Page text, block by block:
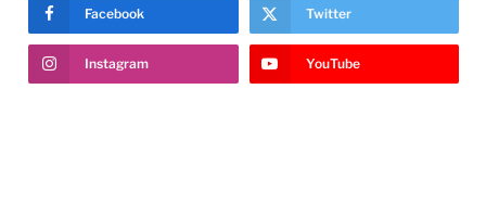
Facebook Twitter
Instagram YouTube